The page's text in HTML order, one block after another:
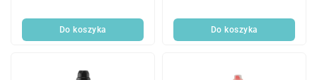
Do koszyka Do koszyka